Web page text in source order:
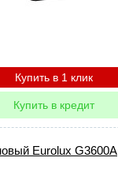
Купить в 1 клик
Купить в кредит
Eurolux G3600A